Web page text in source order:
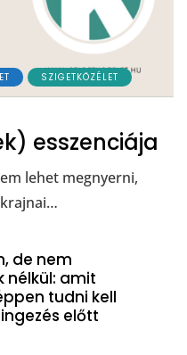
SZIGETKÖZÉLET
esszenciája
lehet megnyerni,
de nem
nélkül: amit
tudni kell
előtt